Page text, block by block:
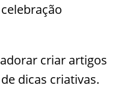
criar artigos
dicas criativas.